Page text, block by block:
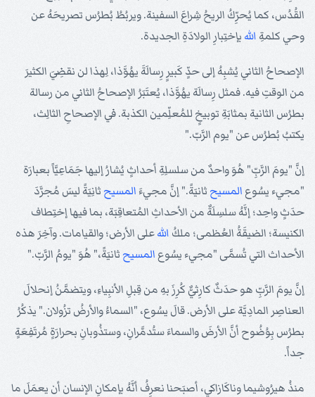
القُدُس، كما يُحرِّكُ الريحُ شِراعَ السفينة. ويربُطُ بُطرُس تصريحَهُ عن
وحي كلمةِ الله بإختِبارِ الولادَةِ الجديدة.
الإصحاحُ الثاني يُشبِهُ إلى حدٍّ كَبيرٍ رِسالَةَ يهُوَّذا، لِهذا لن نقضِيَ الكثيرَ
من الوقتِ فيه. فمثل رِسالَة يهُوَّذا، يُعتَبَرُ الإصحاحُ الثاني من رسالة
بطرُس الثانية بمثابَةِ توبيخٍ للمُعلِّمين الكذبة. في الإصحاحِ الثالِث،
يكتبُ بُطرُس عن "يوم الرَّبّ."
إنَّ "يومَ الرَّبِّ" هُوَ واحدٌ من سلسلِةِ أحداثٍ يُشارُ إليها جَمَاعِيَّاً بعبارَة
"مجيء يسُوع المسيح ثانيَةً." إنَّ مجيءَ المسيح ثانِيَةً ليسَ مُجرَّدَ
حدَثٍ واحِد؛ إنَّهُ سلسِلَةٌ من الأحداثِ المُتعاقِبَة، بما فيها إختِطاف
الكنيسة؛ الضيقَةُ العُظمى؛ ملكُ اللهعلى الأرض؛ والقيامات. وآخِرَ هذه
الأحداث التي تُسمَّى "مجيء يسُوع المسيح ثانيَةً،" هُوَ "يومُ الرَّبّ."
إنَّ يومَ الرَّبِّ هو حدَثٌ كارِثيٌّ كُرِزَ بهِ من قِبلِ الأنبِياءِ، ويتضمَّنُ إنحلالَ
العناصِر المادِيَّة على الأرض. قالَ يسُوع، "السماءُ والأرضُ تزُولان." يذكُرُ
بطرُس بِوُضُوح أنَّ الأرضَ والسماءَ ستُدمَّرانِ، وستذُوبانِ بحرارَةٍ مُرتَفِعَةٍ
جداً.
منذُ هيرُوشيما وناكَازاكي، أصبَحنا نعرِفُ أنَّهُ بإمكانِ الإنسان أن يعمَلَ ما